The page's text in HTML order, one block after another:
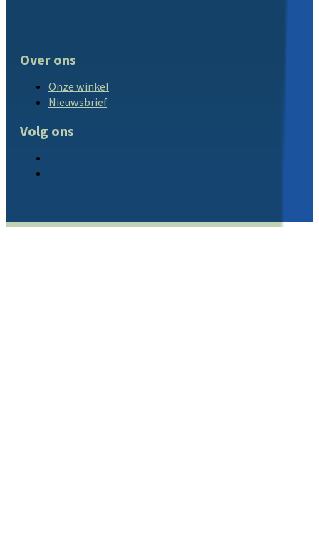
Over ons
Onze winkel
Nieuwsbrief
Volg ons